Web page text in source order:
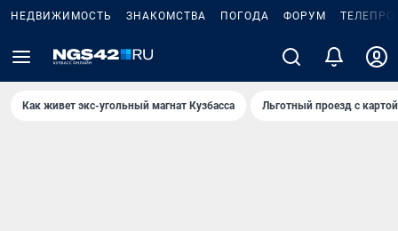
НЕДВИЖИМОСТЬ ЗНАКОМСТВА ПОГОДА ФОРУМ
Как живет экс-угольный магнат Кузбасса Льготный проезд с